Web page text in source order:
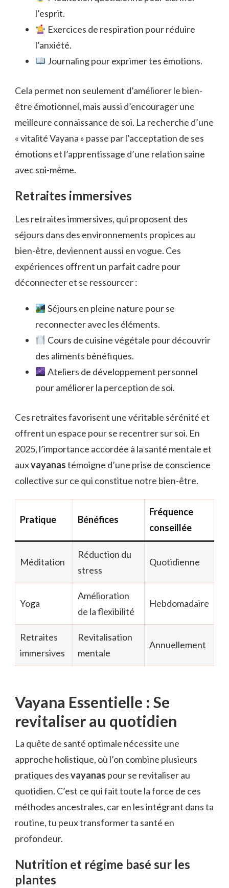
l’esprit.
Exercices de respiration pour réduire
l’anxiété.
Journaling pour exprimer tes émotions.
Cela permet non seulement d’améliorer le bien-
être émotionnel, mais aussi d’encourager une
meilleure connaissance de soi. La recherche d’une
« vitalité Vayana » passe par l’acceptation de ses
émotions et l’apprentissage d’une relation saine
avec soi-même.
Retraites immersives
Les retraites immersives, qui proposent des
séjours dans des environnements propices au
bien-être, deviennent aussi en vogue. Ces
expériences offrent un parfait cadre pour
déconnecter et se ressourcer :
Séjours en pleine nature pour se
reconnecter avec les éléments.
Cours de cuisine végétale pour découvrir
des aliments bénéfiques.
Ateliers de développement personnel
pour améliorer la perception de soi.
Ces retraites favorisent une véritable sérénité et
offrent un espace pour se recentrer sur soi. En
2025, l’importance accordée à la santé mentale et
auxvayanastémoigne d’une prise de conscience
collective sur ce qui constitue notre bien-être.
Pratique Bénéfices
Fréquence
conseillée
Méditation
Réduction du
stress
Quotidienne
Yoga
Amélioration
de la flexibilité
Hebdomadaire
Retraites
immersives
Revitalisation
mentale
Annuellement
Vayana Essentielle : Se
revitaliser au quotidien
La quête de santé optimale nécessite une
approche holistique, où l’on combine plusieurs
pratiques desvayanas pour se revitaliser au
quotidien. C’est ce qui fait toute la force de ces
méthodes ancestrales, car en les intégrant dans ta
routine, tu peux transformer ta santé en
profondeur.
Nutrition et régime basé sur les
plantes